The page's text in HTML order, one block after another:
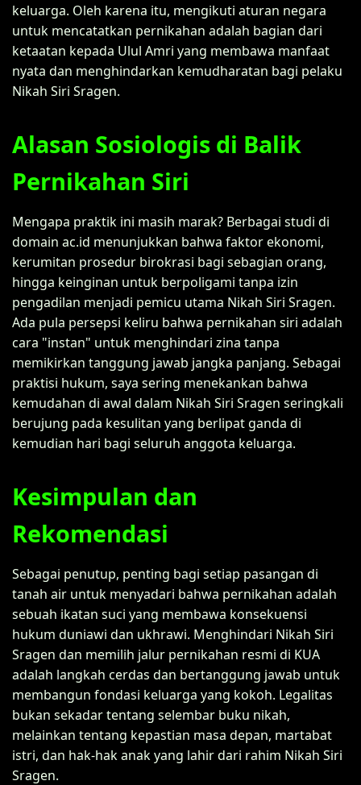
keluarga. Oleh karena itu, mengikuti aturan negara
untuk mencatatkan pernikahan adalah bagian dari
ketaatan kepada Ulul Amri yang membawa manfaat
nyata dan menghindarkan kemudharatan bagi pelaku
Nikah Siri Sragen.
Alasan Sosiologis di Balik
Pernikahan Siri
Mengapa praktik ini masih marak? Berbagai studi di
domain ac.id menunjukkan bahwa faktor ekonomi,
kerumitan prosedur birokrasi bagi sebagian orang,
hingga keinginan untuk berpoligami tanpa izin
pengadilan menjadi pemicu utama Nikah Siri Sragen.
Ada pula persepsi keliru bahwa pernikahan siri adalah
cara "instan" untuk menghindari zina tanpa
memikirkan tanggung jawab jangka panjang. Sebagai
praktisi hukum, saya sering menekankan bahwa
kemudahan di awal dalam Nikah Siri Sragen seringkali
berujung pada kesulitan yang berlipat ganda di
kemudian hari bagi seluruh anggota keluarga.
Kesimpulan dan
Rekomendasi
Sebagai penutup, penting bagi setiap pasangan di
tanah air untuk menyadari bahwa pernikahan adalah
sebuah ikatan suci yang membawa konsekuensi
hukum duniawi dan ukhrawi. Menghindari Nikah Siri
Sragen dan memilih jalur pernikahan resmi di KUA
adalah langkah cerdas dan bertanggung jawab untuk
membangun fondasi keluarga yang kokoh. Legalitas
bukan sekadar tentang selembar buku nikah,
melainkan tentang kepastian masa depan, martabat
istri, dan hak-hak anak yang lahir dari rahim Nikah Siri
Sragen.